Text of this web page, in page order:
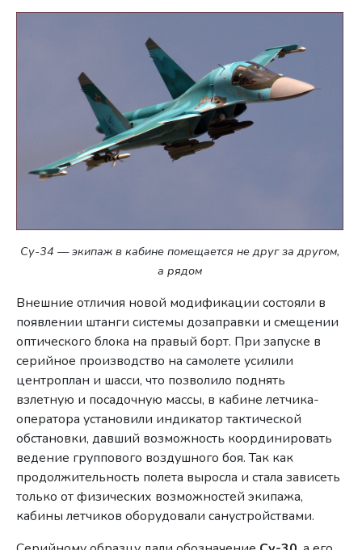
Су-34 — экипаж в кабине помещается не друг за другом,
а рядом
Внешние отличия новой модификации состояли в
появлении штанги системы дозаправки и смещении
оптического блока на правый борт. При запуске в
серийное производство на самолете усилили
центроплан и шасси, что позволило поднять
взлетную и посадочную массы, в кабине летчика-
оператора установили индикатор тактической
обстановки, давший возможность координировать
ведение группового воздушного боя. Так как
продолжительность полета выросла и стала зависеть
только от физических возможностей экипажа,
кабины летчиков оборудовали санустройствами.